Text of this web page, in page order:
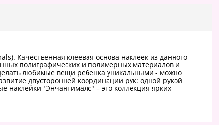
Качественная клеевая основа наклеек из данного
полиграфических и полимерных материалов и
любимые вещи ребенка уникальными - можно
двусторонней координации рук: одной рукой
наклейки "Энчантималс" – это коллекция ярких